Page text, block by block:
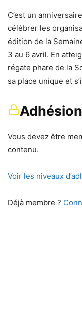
C’est un
célébrer les
édition de la
3 au 6 avril. En
régate phare de la
sa place unique et
Vous devez être
contenu.
Voir les niveaux
Déjà membre ?